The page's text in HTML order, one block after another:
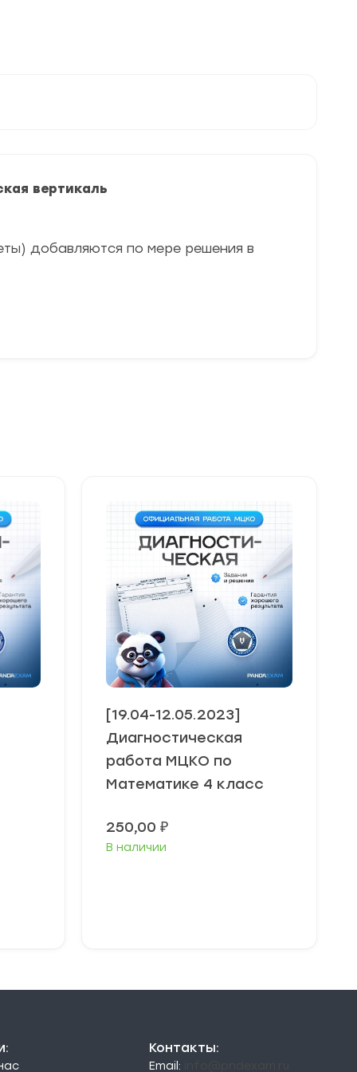
вертикаль
добавляются по мере решения в
[19.04-12.05.2023]
Диагностическая
работа МЦКО по
Математике 4 класс
250,00 ₽
В наличии
Контакты:
Email: